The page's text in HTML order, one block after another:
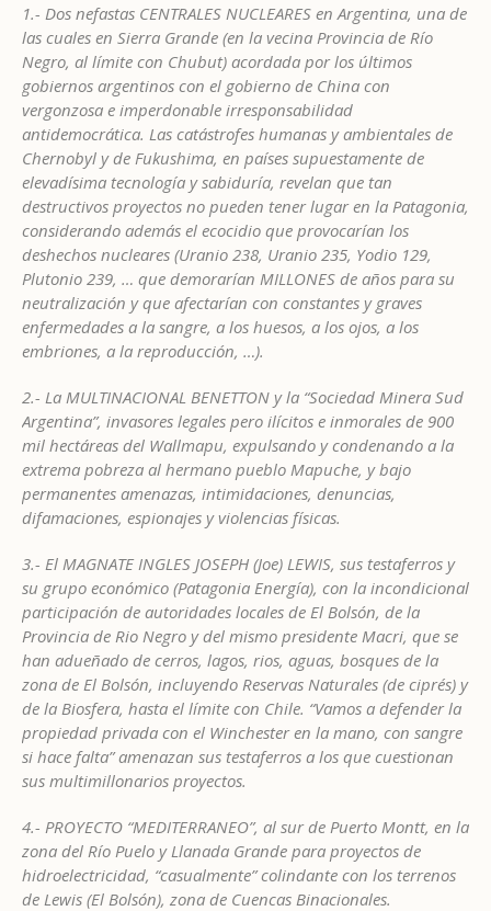
1.- Dos nefastas CENTRALES NUCLEARES en Argentina, una de
las cuales en Sierra Grande (en la vecina Provincia de Río
Negro, al límite con Chubut) acordada por los últimos
gobiernos argentinos con el gobierno de China con
vergonzosa e imperdonable irresponsabilidad
antidemocrática. Las catástrofes humanas y ambientales de
Chernobyl y de Fukushima, en países supuestamente de
elevadísima tecnología y sabiduría, revelan que tan
destructivos proyectos no pueden tener lugar en la Patagonia,
considerando además el ecocidio que provocarían los
deshechos nucleares (Uranio 238, Uranio 235, Yodio 129,
Plutonio 239, … que demorarían MILLONES de años para su
neutralización y que afectarían con constantes y graves
enfermedades a la sangre, a los huesos, a los ojos, a los
embriones, a la reproducción, …).
2.- La MULTINACIONAL BENETTON y la “Sociedad Minera Sud
Argentina”, invasores legales pero ilícitos e inmorales de 900
mil hectáreas del Wallmapu, expulsando y condenando a la
extrema pobreza al hermano pueblo Mapuche, y bajo
permanentes amenazas, intimidaciones, denuncias,
difamaciones, espionajes y violencias físicas.
3.- El MAGNATE INGLES JOSEPH (Joe) LEWIS, sus testaferros y
su grupo económico (Patagonia Energía), con la incondicional
participación de autoridades locales de El Bolsón, de la
Provincia de Rio Negro y del mismo presidente Macri, que se
han adueñado de cerros, lagos, rios, aguas, bosques de la
zona de El Bolsón, incluyendo Reservas Naturales (de ciprés) y
de la Biosfera, hasta el límite con Chile. “Vamos a defender la
propiedad privada con el Winchester en la mano, con sangre
si hace falta” amenazan sus testaferros a los que cuestionan
sus multimillonarios proyectos.
4.- PROYECTO “MEDITERRANEO”, al sur de Puerto Montt, en la
zona del Río Puelo y Llanada Grande para proyectos de
hidroelectricidad, “casualmente” colindante con los terrenos
de Lewis (El Bolsón), zona de Cuencas Binacionales.